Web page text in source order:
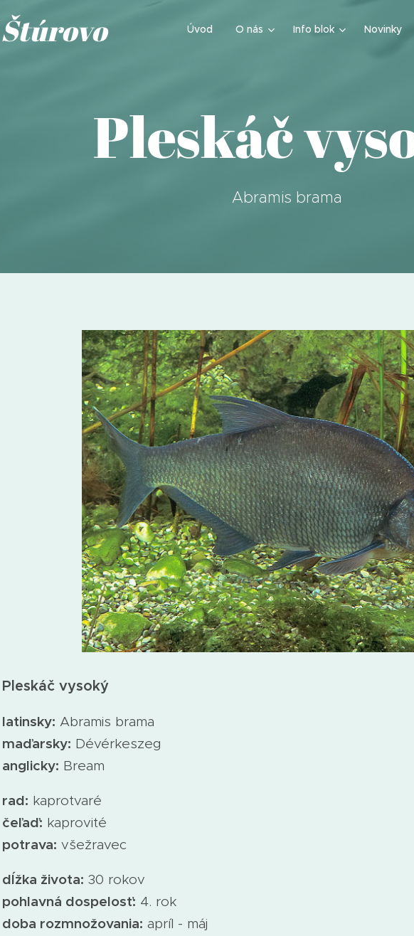
Úvod O nás Info blok Novinky
Pleskáč
Abramis brama
Pleskáč vysoký
latinsky: Abramis brama
maďarsky: Dévérkeszeg
anglicky: Bream
rad: kaprotvaré
čeľaď: kaprovité
potrava: všežravec
dĺžka života: 30 rokov
pohlavná dospelosť: 4. rok
doba rozmnožovania: apríl - máj